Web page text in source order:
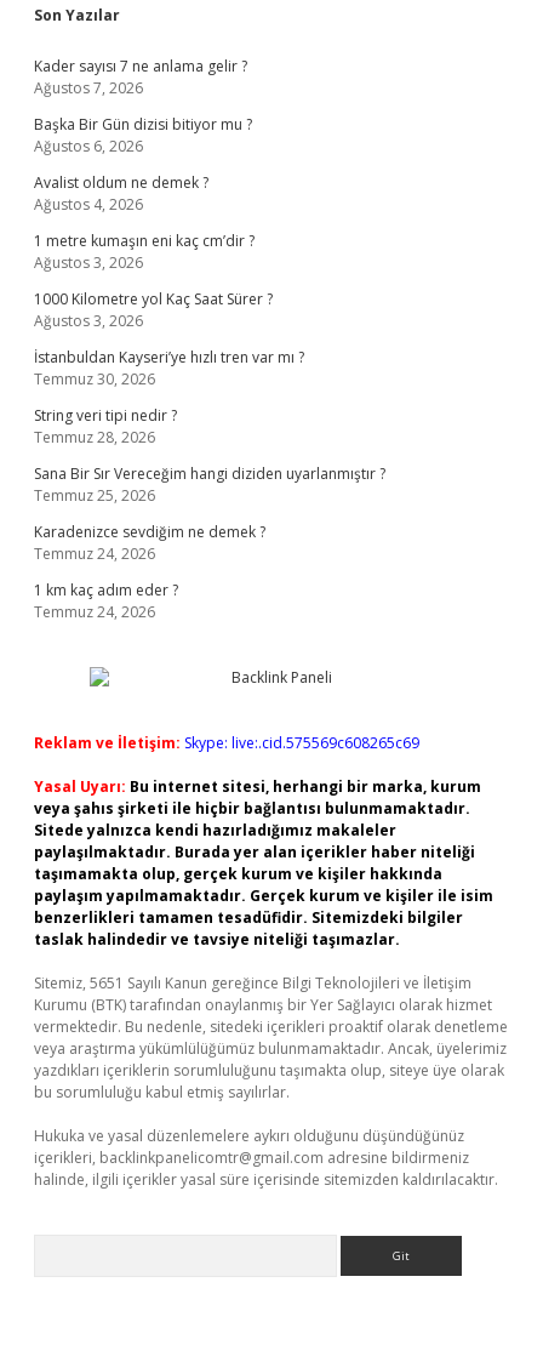
Sidebar
Son Yazılar
Kader sayısı 7 ne anlama gelir ?
Ağustos 7, 2026
Başka Bir Gün dizisi bitiyor mu ?
Ağustos 6, 2026
Avalist oldum ne demek ?
Ağustos 4, 2026
1 metre kumaşın eni kaç cm’dir ?
Ağustos 3, 2026
1000 Kilometre yol Kaç Saat Sürer ?
Ağustos 3, 2026
İstanbuldan Kayseri’ye hızlı tren var mı ?
Temmuz 30, 2026
String veri tipi nedir ?
Temmuz 28, 2026
Sana Bir Sır Vereceğim hangi diziden uyarlanmıştır ?
Temmuz 25, 2026
Karadenizce sevdiğim ne demek ?
Temmuz 24, 2026
1 km kaç adım eder ?
Temmuz 24, 2026
Reklam ve İletişim: Skype: live:.cid.575569c608265c69
Yasal Uyarı: Bu internet sitesi, herhangi bir marka, kurum
veya şahıs şirketi ile hiçbir bağlantısı bulunmamaktadır.
Sitede yalnızca kendi hazırladığımız makaleler
paylaşılmaktadır. Burada yer alan içerikler haber niteliği
taşımamakta olup, gerçek kurum ve kişiler hakkında
paylaşım yapılmamaktadır. Gerçek kurum ve kişiler ile isim
benzerlikleri tamamen tesadüfidir. Sitemizdeki bilgiler
taslak halindedir ve tavsiye niteliği taşımazlar.
Sitemiz, 5651 Sayılı Kanun gereğince Bilgi Teknolojileri ve İletişim
Kurumu (BTK) tarafından onaylanmış bir Yer Sağlayıcı olarak hizmet
vermektedir. Bu nedenle, sitedeki içerikleri proaktif olarak denetleme
veya araştırma yükümlülüğümüz bulunmamaktadır. Ancak, üyelerimiz
yazdıkları içeriklerin sorumluluğunu taşımakta olup, siteye üye olarak
bu sorumluluğu kabul etmiş sayılırlar.
Hukuka ve yasal düzenlemelere aykırı olduğunu düşündüğünüz
içerikleri, backlinkpanelicomtr@gmail.com adresine bildirmeniz
halinde, ilgili içerikler yasal süre içerisinde sitemizden kaldırılacaktır.